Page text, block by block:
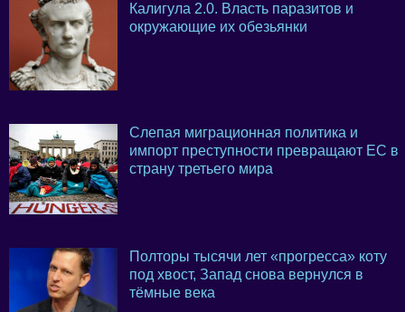
Калигула 2.0. Власть паразитов и
окружающие их обезьянки
Слепая миграционная политика и
импорт преступности превращают ЕС в
страну третьего мира
Полторы тысячи лет «прогресса» коту
под хвост, Запад снова вернулся в
тёмные века